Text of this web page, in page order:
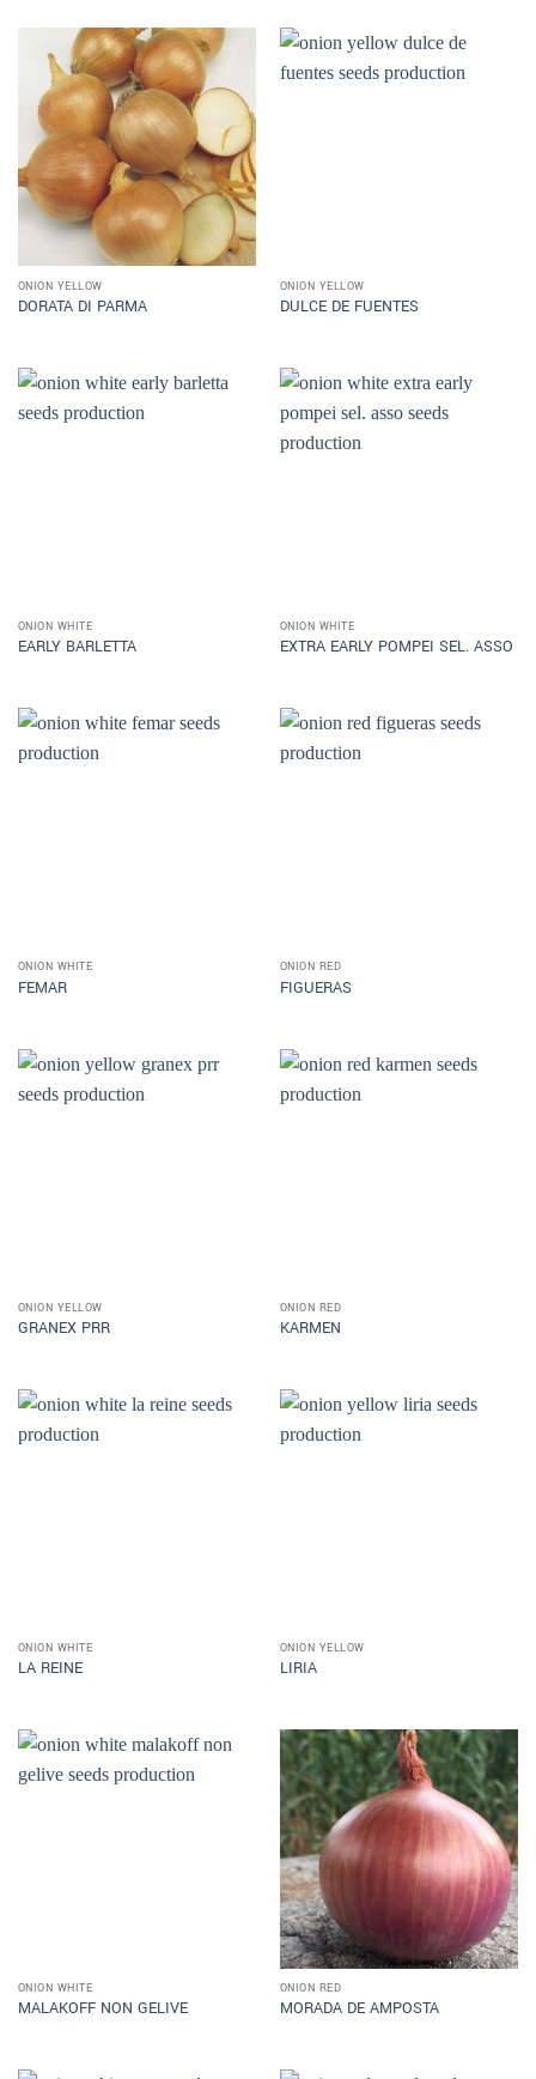
ONION YELLOW
DORATA DI PARMA
ONION YELLOW
DULCE DE FUENTES
ONION WHITE
EARLY BARLETTA
ONION WHITE
EXTRA EARLY POMPEI SEL. ASSO
ONION WHITE
FEMAR
ONION RED
FIGUERAS
ONION YELLOW
GRANEX PRR
ONION RED
KARMEN
ONION WHITE
LA REINE
ONION YELLOW
LIRIA
ONION WHITE
MALAKOFF NON GELIVE
ONION RED
MORADA DE AMPOSTA